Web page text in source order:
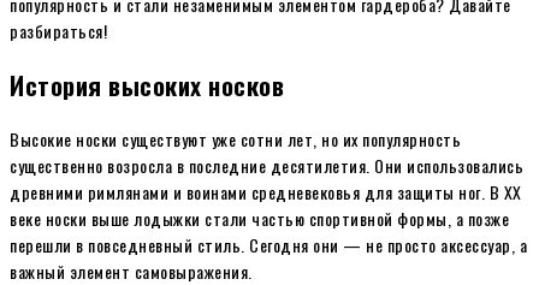
разбираться!
История высоких носков
Высокие носки существуют уже сотни лет, но их популярность
существенно возросла в последние десятилетия. Они использовались
древними римлянами и воинами средневековья для защиты ног. В ХХ
веке носки выше лодыжки стали частью спортивной формы, а позже
перешли в повседневный стиль. Сегодня они — не просто аксессуар, а
важный элемент самовыражения.